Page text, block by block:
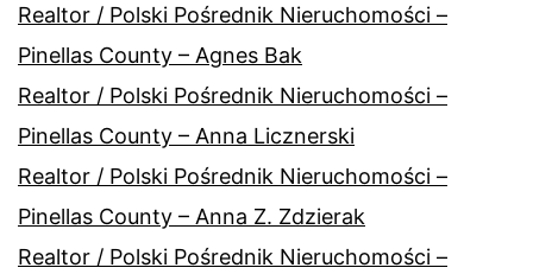
Realtor / Polski Pośrednik Nieruchomości –
Pinellas County – Agnes Bak
Realtor / Polski Pośrednik Nieruchomości –
Pinellas County – Anna Licznerski
Realtor / Polski Pośrednik Nieruchomości –
Pinellas County – Anna Z. Zdzierak
Realtor / Polski Pośrednik Nieruchomości –